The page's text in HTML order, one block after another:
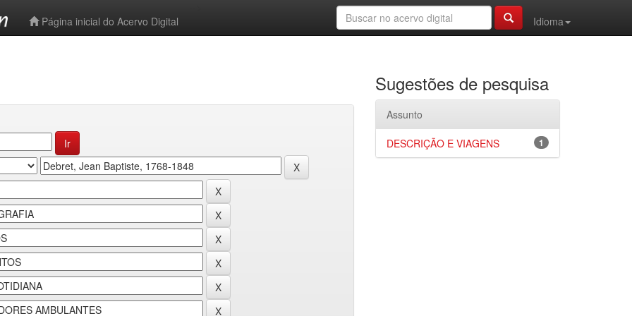
Página inicial do Acervo Digital
Idioma
Sugestões de pesquisa
Assunto
1
DESCRIÇÃO E VIAGENS